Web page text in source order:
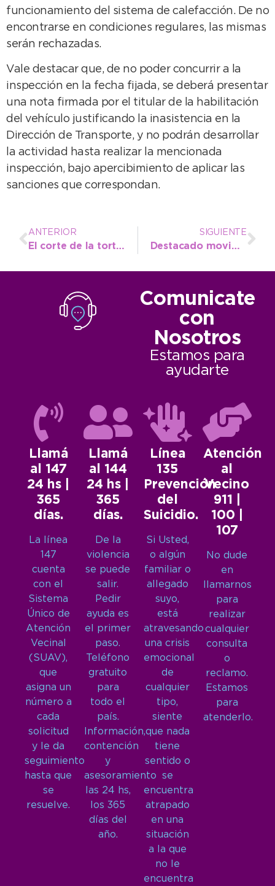
funcionamiento del sistema de calefacción. De no
encontrarse en condiciones regulares, las mismas
serán rechazadas.
Vale destacar que, de no poder concurrir a la
inspección en la fecha fijada, se deberá presentar
una nota firmada por el titular de la habilitación
del vehículo justificando la inasistencia en la
Dirección de Transporte, y no podrán desarrollar
la actividad hasta realizar la mencionada
inspección, bajo apercibimiento de aplicar las
sanciones que correspondan.
ANTERIOR
El corte de la torta y todo un símbolo del Aniversario con la familia unida en la Plaza
SIGUIENTE
Destacado movimiento turístico durante el fin de semana largo
Comunicate
con
Nosotros
Estamos para
ayudarte
Llamá
al 147
24 hs |
365
días.
La línea
147
cuenta
con el
Sistema
Único de
Atención
Vecinal
(SUAV),
que
asigna un
número a
cada
solicitud
y le da
seguimiento
hasta que
se
resuelve.
Llamá
al 144
24 hs |
365
días.
De la
violencia
se puede
salir.
Pedir
ayuda es
el primer
paso.
Teléfono
gratuito
para
todo el
país.
Información,
contención
y
asesoramiento
las 24 hs,
los 365
días del
año.
Línea
135
Prevención
del
Suicidio.
Si Usted,
o algún
familiar o
allegado
suyo,
está
atravesando
una crisis
emocional
de
cualquier
tipo,
siente
que nada
tiene
sentido o
se
encuentra
atrapado
en una
situación
a la que
no le
encuentra
Atención
al
Vecino
911 |
100 |
107
No dude
en
llamarnos
para
realizar
cualquier
consulta
o
reclamo.
Estamos
para
atenderlo.